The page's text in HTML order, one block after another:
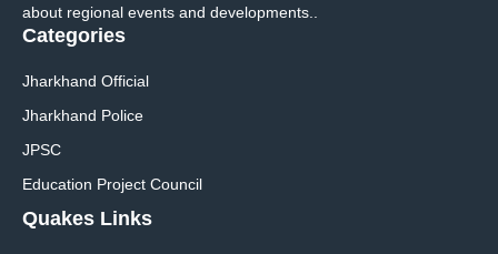
about regional events and developments..
Categories
Jharkhand Official
Jharkhand Police
JPSC
Education Project Council
Quakes Links